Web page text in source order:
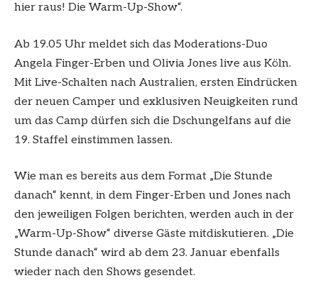
hier raus! Die Warm-Up-Show“.
Ab 19.05 Uhr meldet sich das Moderations-Duo
Angela Finger-Erben und Olivia Jones live aus Köln.
Mit Live-Schalten nach Australien, ersten Eindrücken
der neuen Camper und exklusiven Neuigkeiten rund
um das Camp dürfen sich die Dschungelfans auf die
19. Staffel einstimmen lassen.
Wie man es bereits aus dem Format „Die Stunde
danach“ kennt, in dem Finger-Erben und Jones nach
den jeweiligen Folgen berichten, werden auch in der
„Warm-Up-Show“ diverse Gäste mitdiskutieren. „Die
Stunde danach“ wird ab dem 23. Januar ebenfalls
wieder nach den Shows gesendet.